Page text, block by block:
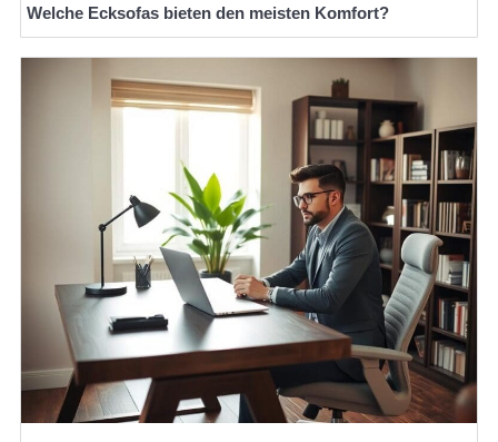
Welche Ecksofas bieten den meisten Komfort?